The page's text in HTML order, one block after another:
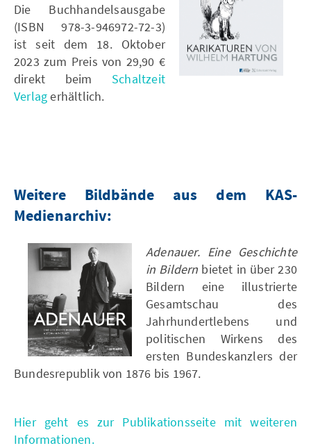
Die Buchhandelsausgabe
(ISBN 978-3-946972-72-3)
ist seit dem 18. Oktober
2023 zum Preis von 29,90 €
direkt beim Schaltzeit
Verlagerhältlich.
Weitere Bildbände aus dem KAS-
Medienarchiv:
Adenauer. Eine Geschichte
in Bildern bietet in über 230
Bildern eine illustrierte
Gesamtschau des
Jahrhundertlebens und
politischen Wirkens des
ersten Bundeskanzlers der
Bundesrepublik von 1876 bis 1967.
Hier geht es zur Publikationsseite mit weiteren
Informationen.